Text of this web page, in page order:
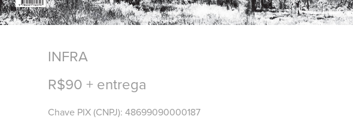
INFRA
R$90 + entrega
Chave PIX (CNPJ): 48699090000187